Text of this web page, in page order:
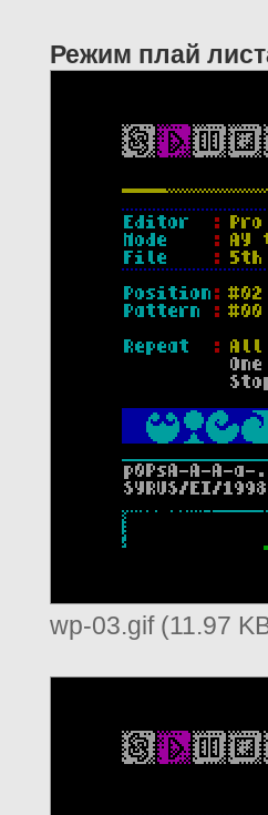
Режим плай
wp-03.gif (11.97